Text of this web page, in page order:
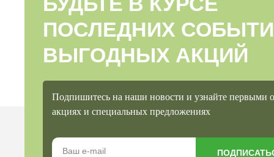
ПОСЛЕДНИХ
ВЫГОДНЫХ АКЦИЙ
Подпишитесь на наши новости и узнайте первыми
акциях и специальных предложениях